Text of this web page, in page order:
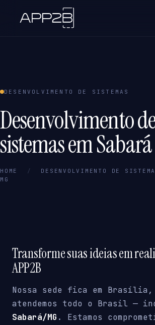
DESENVOLVIMENTO DE SISTEMAS
Desenvolvimento
sistemas em
HOME /
DESENVOLVIMENTO DE
MG
Transforme suas ideias em
APP2B
Nossa sede fica em Brasília,
atendemos todo o Brasil —
Sabará/MG . Estamos